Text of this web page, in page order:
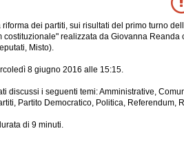
dei partiti, sui risultati del primo turno
costituzionale" realizzata da Giovanna Reanda
Misto).
8 giugno 2016 alle 15:15.
discussi i seguenti temi: Amministrative,
Partito Democratico, Politica, Referendum,
di 9 minuti.